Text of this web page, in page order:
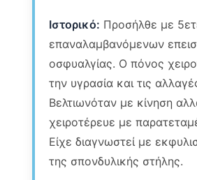
Ιστορικό: Προσήλθε με
επαναλαμβανόμενων
οσφυαλγίας. Ο πόνος
την υγρασία και τις
Βελτιωνόταν με κίνηση
χειροτέρευε με
Είχε διαγνωστεί με
της σπονδυλικής στήλης.